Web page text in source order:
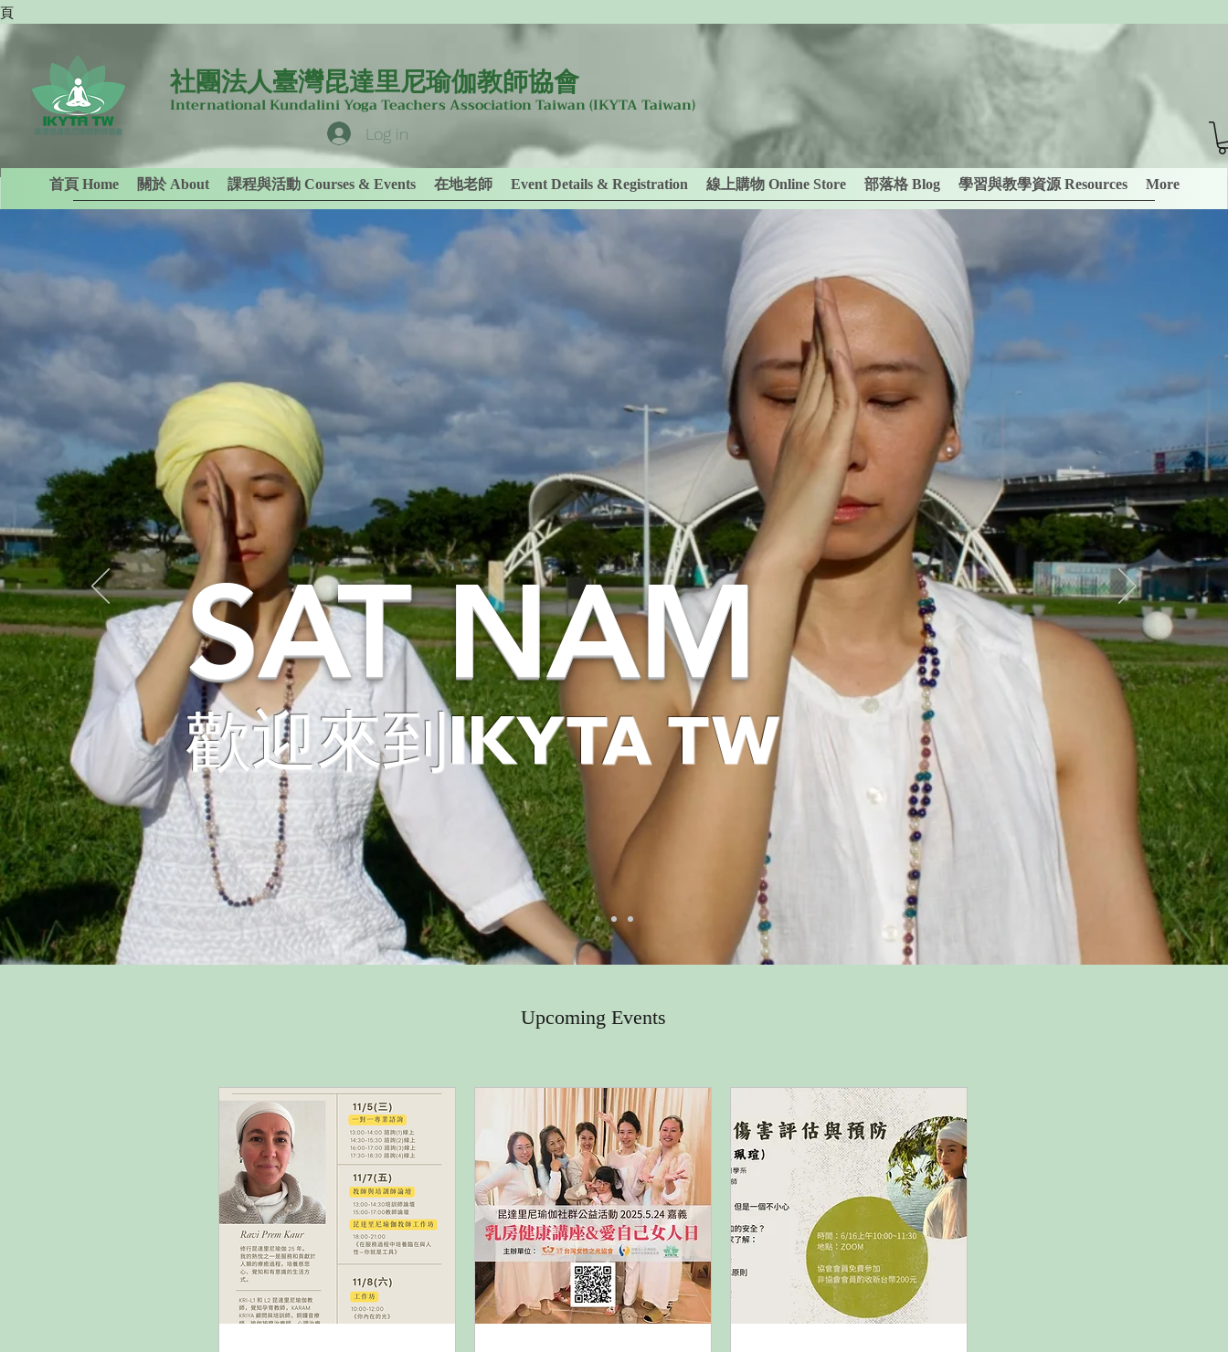
社團法人臺灣昆達里尼瑜伽教師協會
International Kundalini Yoga Teachers Association Taiwan(IKYTA Taiwan)
Log in
首頁 Home 關於 About 課程與活動 Courses & Events 在地老師 Event Details & Registration 線上購物 Online Store 部落格 Blog 學習與教學資源 Resources More
SAT NAM
歡迎來到IKYTA TW
Upcoming Events